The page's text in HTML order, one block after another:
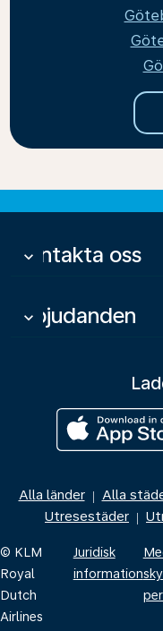
Kontakta oss
keyboard_arrow_down
Erbjudanden
keyboard_arrow_down
Alla länder | Alla
Utresestäder |
© KLM
Royal
Dutch
Airlines
Juridisk
information